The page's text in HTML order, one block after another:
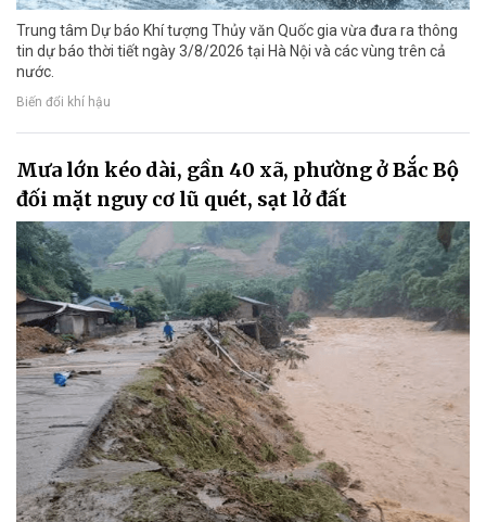
Trung tâm Dự báo Khí tượng Thủy văn Quốc gia vừa đưa ra thông
tin dự báo thời tiết ngày 3/8/2026 tại Hà Nội và các vùng trên cả
nước.
Biến đổi khí hậu
Mưa lớn kéo dài, gần 40 xã, phường ở Bắc Bộ
đối mặt nguy cơ lũ quét, sạt lở đất